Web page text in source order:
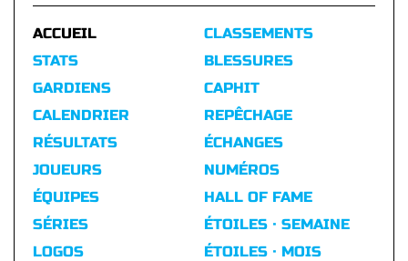
ACCUEIL
STATS
GARDIENS
CALENDRIER
RÉSULTATS
CLASSEMENTS
BLESSURES
CAPHIT
REPÊCHAGE
ÉCHANGES
JOUEURS
ÉQUIPES
SÉRIES
LOGOS
NUMÉROS
HALL OF FAME
ÉTOILES · SEMAINE
ÉTOILES · MOIS